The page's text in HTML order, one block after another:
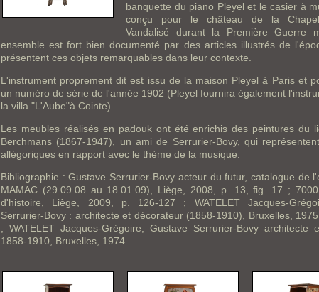
banquette du piano Pleyel et le casier à
conçu pour le château de la
Vandalisé durant la Première Guerre
ensemble est fort bien documenté par des articles illustrés de
présentent ces objets remarquables dans leur contexte.
L'instrument proprement dit est issu de la maison Pleyel à Paris et
un numéro de série de l'année 1902 (Pleyel fournira également
la villa "L'Aube"à Cointe).
Les meubles réalisés en padouk ont été enrichis des peintures du
Berchmans (1867-1947), un ami de Serrurier-Bovy, qui
allégoriques en rapport avec le thème de la musique.
Bibliographie : Gustave Serrurier-Bovy acteur du futur, catalogue de
MAMAC (29.09.08 au 18.01.09), Liège, 2008, p. 13, fig. 17 ;
d'histoire, Liège, 2009, p. 126-127 ; WATELET Jacques-
Serrurier-Bovy : architecte et décorateur (1858-1910), Bruxelles,
; WATELET Jacques-Grégoire, Gustave Serrurier-Bovy architecte
1858-1910, Bruxelles, 1974.